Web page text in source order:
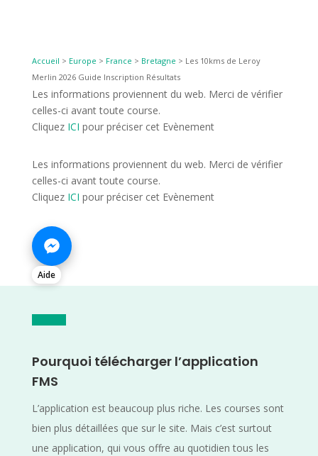
Accueil > Europe > France > Bretagne > Les 10kms de Leroy
Merlin 2026 Guide Inscription Résultats
Les informations proviennent du web. Merci de vérifier
celles-ci avant toute course.
Cliquez ICI pour préciser cet Evènement
Les informations proviennent du web. Merci de vérifier
celles-ci avant toute course.
Cliquez ICI pour préciser cet Evènement
Aide
Pourquoi télécharger l’application
FMS
L’application est beaucoup plus riche. Les courses sont
bien plus détaillées que sur le site. Mais c’est surtout
une application, qui vous offre au quotidien tous les